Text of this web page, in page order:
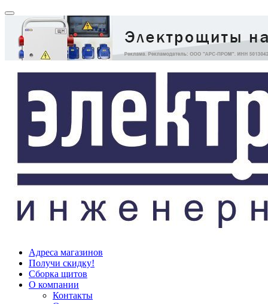
Адреса магазинов
Получи скидку!
Сборка щитов
О компании
Контакты